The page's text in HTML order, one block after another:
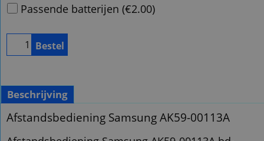
Passende batterijen (€2.00)
Bestel
Beschrijving
Afstandsbediening Samsung AK59-00113A